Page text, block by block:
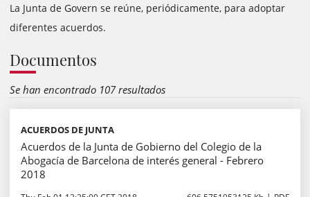
La Junta de Govern se reúne, periódicamente, para adoptar
diferentes acuerdos.
Documentos
Se han encontrado 107 resultados
ACUERDOS DE JUNTA
Acuerdos de la Junta de Gobierno del Colegio de la
Abogacía de Barcelona de interés general - Febrero
2018